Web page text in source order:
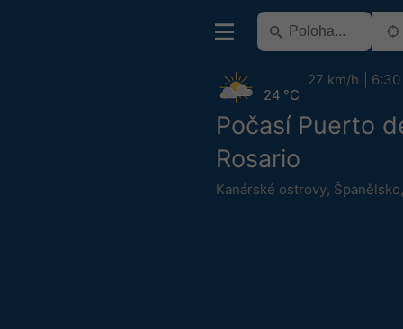
Počasí Puerto
Rosario
Kanárské ostrovy, Španělsko
24 °C
27 km/h 6:30